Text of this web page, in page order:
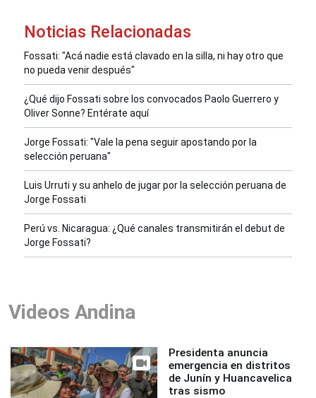
Noticias Relacionadas
Fossati: "Acá nadie está clavado en la silla, ni hay otro que
no pueda venir después"
¿Qué dijo Fossati sobre los convocados Paolo Guerrero y
Oliver Sonne? Entérate aquí
Jorge Fossati: "Vale la pena seguir apostando por la
selección peruana"
Luis Urruti y su anhelo de jugar por la selección peruana de
Jorge Fossati
Perú vs. Nicaragua: ¿Qué canales transmitirán el debut de
Jorge Fossati?
Videos Andina
Presidenta anuncia
emergencia en distritos
de Junín y Huancavelica
tras sismo